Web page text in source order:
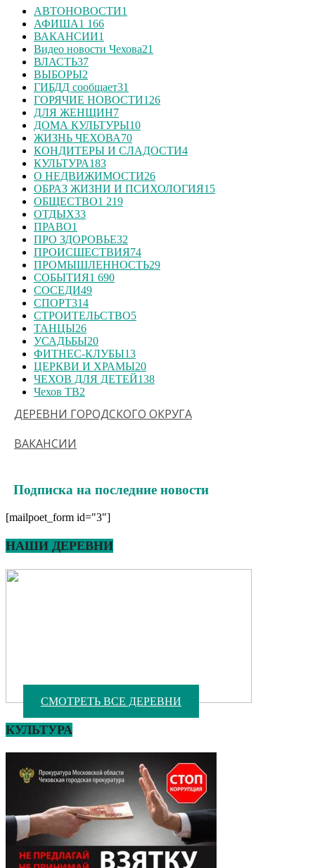
АВТОНОВОСТИ1
АФИША1 166
ВАКАНСИИ1
Видео новости Чехова21
ВЛАСТЬ37
ВЫБОРЫ2
ГИБДД сообщает31
ГОРЯЧИЕ НОВОСТИ126
ДЛЯ ЖЕНЩИН7
ДОМА КУЛЬТУРЫ10
ЖИЗНЬ ЧЕХОВА70
КОНДИТЕРЫ И СЛАДОСТИ4
КУЛЬТУРА183
О НЕДВИЖИМОСТИ26
ОБРАЗ ЖИЗНИ И ПСИХОЛОГИЯ15
ОБЩЕСТВО1 219
ОТДЫХ33
ПРАВО1
ПРО ЗДОРОВЬЕ32
ПРОИСШЕСТВИЯ74
ПРОМЫШЛЕННОСТЬ29
СОБЫТИЯ1 690
СОСЕДИ49
СПОРТ314
СТРОИТЕЛЬСТВО5
ТАНЦЫ26
УСАДЬБЫ20
ФИТНЕС-КЛУБЫ13
ЦЕРКВИ И ХРАМЫ20
ЧЕХОВ ДЛЯ ДЕТЕЙ138
Чехов ТВ2
ДЕРЕВНИ ГОРОДСКОГО ОКРУГА
ВАКАНСИИ
Подписка на последние новости
[mailpoet_form id="3"]
НАШИ ДЕРЕВНИ
СМОТРЕТЬ ВСЕ ДЕРЕВНИ
КУЛЬТУРА